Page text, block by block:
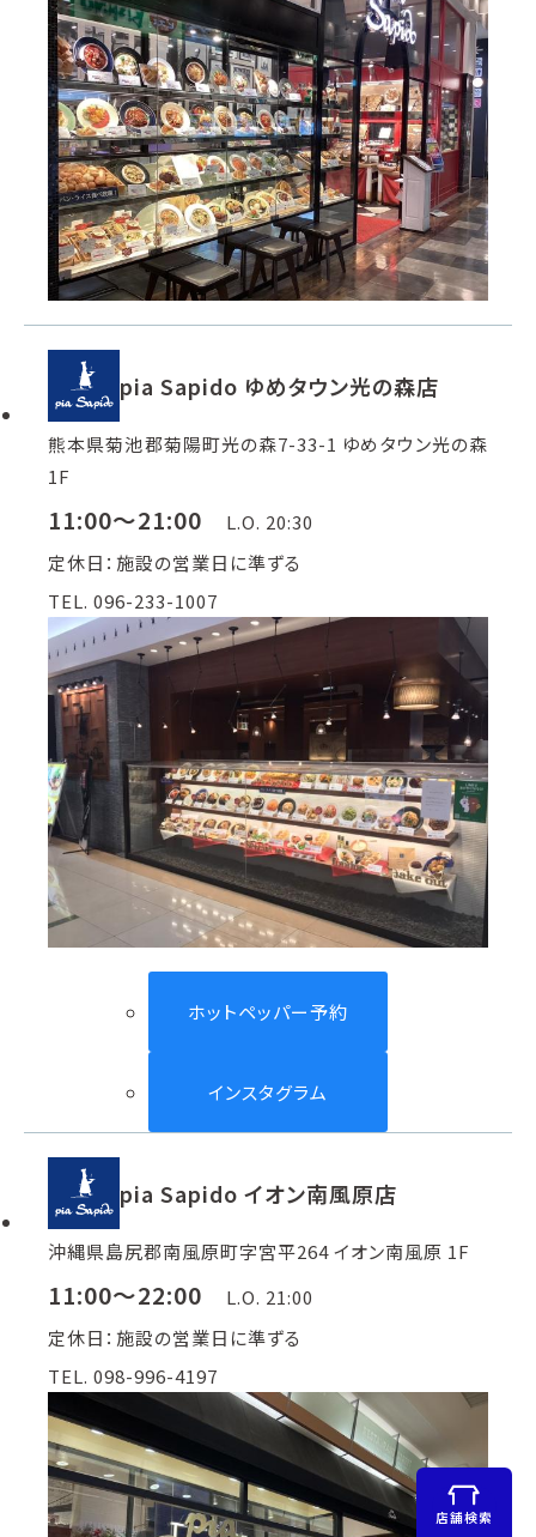
pia Sapido ゆめタウン光の森店
熊本県菊池郡菊陽町光の森7-33-1 ゆめタウン光の森
1F
11:00～21:00
L.O. 20:30
定休日：施設の営業日に準ずる
TEL. 096-233-1007
ホットペッパー予約
インスタグラム
pia Sapido イオン南風原店
沖縄県島尻郡南風原町字宮平264 イオン南風原 1F
11:00～22:00
L.O. 21:00
定休日：施設の営業日に準ずる
TEL. 098-996-4197
店舗検索